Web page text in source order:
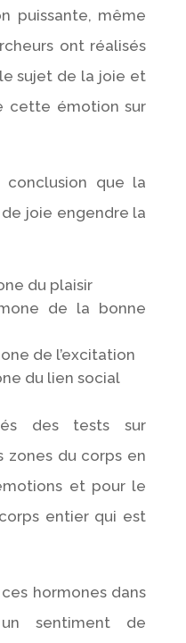
puissante, même
ont réalisés
sujet de la joie et
cette émotion sur
que la
joie engendre la
du plaisir
de la bonne
de l’excitation
du lien social
des tests sur
zones du corps en
et pour le
entier qui est
hormones dans
sentiment de